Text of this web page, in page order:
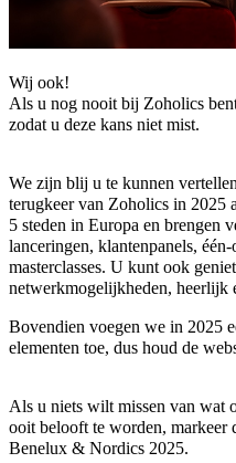
Wij ook!
Als u nog nooit bij Zoholics
zodat u deze kans niet mist.
We zijn blij u te kunnen
terugkeer van Zoholics in 2025
5 steden in Europa en brengen
lanceringen, klantenpanels, één-
masterclasses. U kunt ook
netwerkmogelijkheden, heerlijk
Bovendien voegen we in 2025
elementen toe, dus houd de
Als u niets wilt missen van wat
ooit belooft te worden, markeer
Benelux & Nordics 2025.